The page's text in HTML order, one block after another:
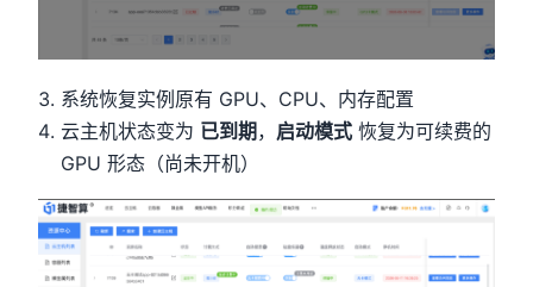
系统恢复实例原有 GPU、CPU、内存配置
云主机状态变为 已到期 ， 启动模式 恢复为可续费的
GPU 形态（尚未开机）